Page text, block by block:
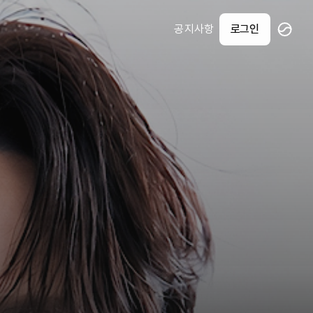
공지사항 로그인